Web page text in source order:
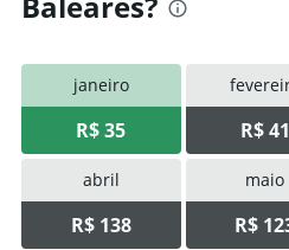
1
axis
displaying
values.
Range:
0
150.
janeiro
R$ 35 R$ 41
abril
R$ 138
maio
R$